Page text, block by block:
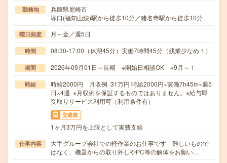
勤務地
兵庫県尼崎市
塚口(福知山線)駅から徒歩10分／猪名寺駅から徒歩10分
曜日頻度 月～金／週5日
時間 08:30-17:00（休憩45分）実働7時間45分（残業少なめ！）
期間 2026年09月01日～長期 ※開始日相談OK ※9月～！
時給
時給2000円 月収例 31万円 時給2000円×実働7h45m×週5
日×4週 ※月収例を保証するものではありません。※給与即
受取りサービス利用可（利用条件有）
交通費
1ヶ月3万円を上限として実費支給
仕事内容
大手グループ会社での軽作業のお仕事です 難しいもので
はなく、機器からの取り外しやPC等の解体をお願い…